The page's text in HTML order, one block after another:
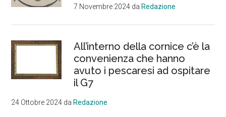
7 Novembre 2024 daRedazione
All’interno della cornice c’è la
convenienza che hanno
avuto i pescaresi ad ospitare
il G7
24 Ottobre 2024 daRedazione